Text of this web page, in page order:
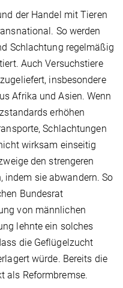
der Handel mit Tieren
So werden
Schlachtung regelmäßig
Auch Versuchstiere
insbesondere
Afrika und Asien. Wenn
erhöhen
Schlachtungen
wirksam einseitig
den strengeren
indem sie abwandern. So
Bundesrat
von männlichen
lehnte ein solches
die Geflügelzucht
würde. Bereits die
als Reformbremse.